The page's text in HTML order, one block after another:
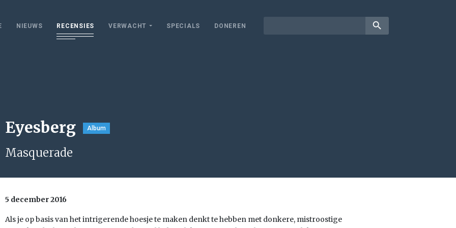
NIEUWS RECENSIES VERWACHT SPECIALS DONEREN search
Eyesberg Album
Masquerade
5 december 2016
Als je op basis van het intrigerende hoesje te maken denkt te hebben met donkere, mistroostige